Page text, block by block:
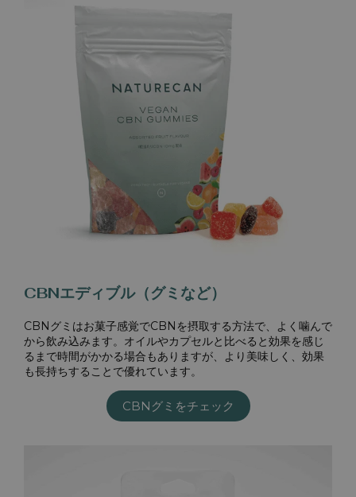
CBNエディブル（グミなど）
CBNグミはお菓子感覚でCBNを摂取する方法で、よく噛んで
から飲み込みます。オイルやカプセルと比べると効果を感じ
るまで時間がかかる場合もありますが、より美味しく、効果
も長持ちすることで優れています。
CBNグミをチェック